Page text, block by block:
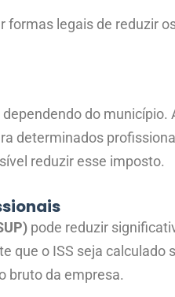
formas legais de reduzir
dependendo do município.
determinados
reduzir esse imposto.
pode reduzir
que o ISS seja calculado
bruto da empresa.